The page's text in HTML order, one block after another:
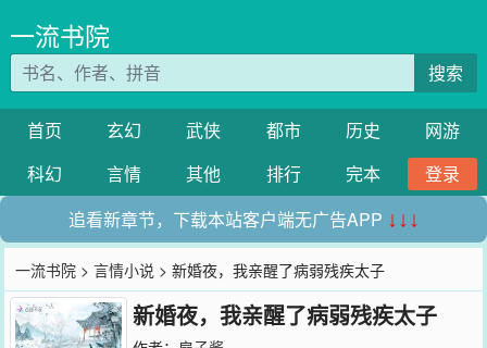
一流书院
搜索
首页 玄幻 武侠 都市 历史
网游
科幻
言情 其他 排行 完本
登录
追看新章节，下载本站客户端无广告APP ↓↓↓
一流书院 >言情小说 > 新婚夜，我亲醒了病弱残疾太子
新婚夜，我亲醒了病弱残疾太子